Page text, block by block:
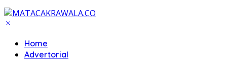
Home
Advertorial